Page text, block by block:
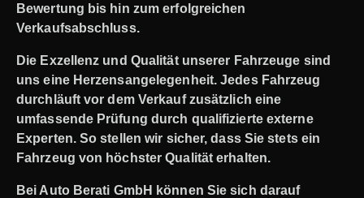
Bewertung bis hin zum erfolgreichen
Verkaufsabschluss.
Die Exzellenz und Qualität unserer Fahrzeuge sind
uns eine Herzensangelegenheit. Jedes Fahrzeug
durchläuft vor dem Verkauf zusätzlich eine
umfassende Prüfung durch qualifizierte externe
Experten. So stellen wir sicher, dass Sie stets ein
Fahrzeug von höchster Qualität erhalten.
Bei Auto Berati GmbH können Sie sich darauf